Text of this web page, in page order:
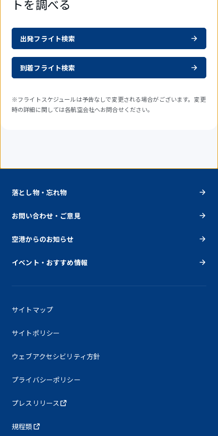
トを調べる
出発フライト検索
到着フライト検索
※フライトスケジュールは予告なしで変更される場合がございます。変更
時の詳細に関しては各航空会社へお問合せください。
落とし物・忘れ物
お問い合わせ・ご意見
空港からのお知らせ
イベント・おすすめ情報
サイトマップ
サイトポリシー
ウェブアクセシビリティ方針
プライバシーポリシー
プレスリリース
規程類